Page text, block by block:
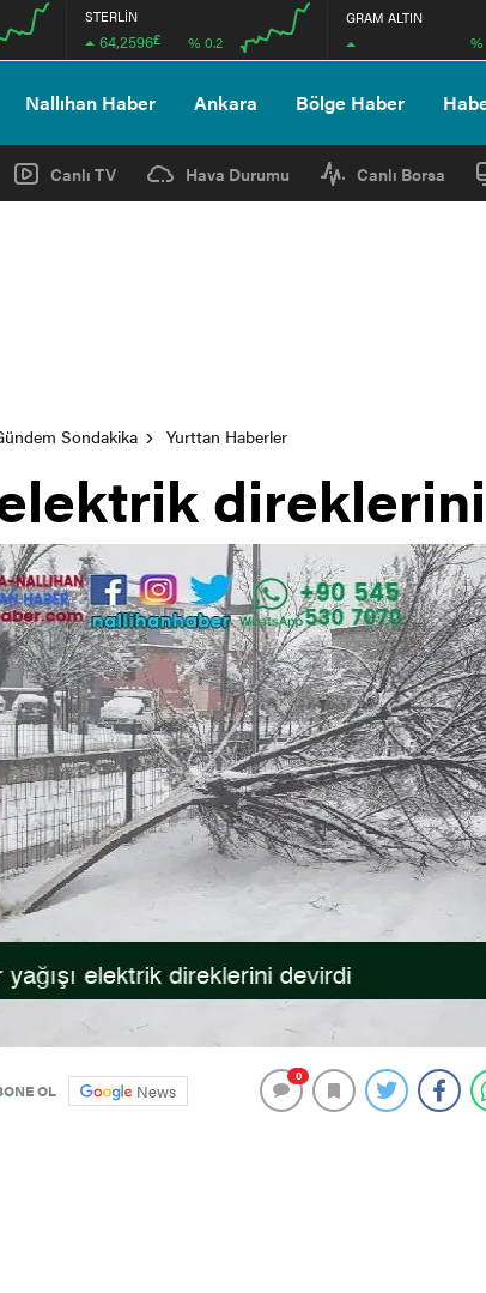
STERLİN
64,2596£ % 0.2
GRAM ALTIN
%
Nallıhan Haber Ankara Bölge Haber
Canlı TV Hava Durumu Canlı Borsa
Sondakika Yurttan Haberler
elektrik
OL News
0